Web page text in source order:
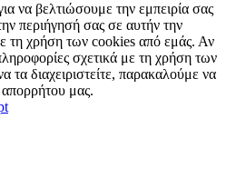
να βελτιώσουμε την εμπειρία σας
περιήγησή σας σε αυτήν την
τη χρήση των cookies από εμάς. Αν
σχετικά με τη χρήση των
τα διαχειριστείτε, παρακαλούμε να
απορρήτου μας.